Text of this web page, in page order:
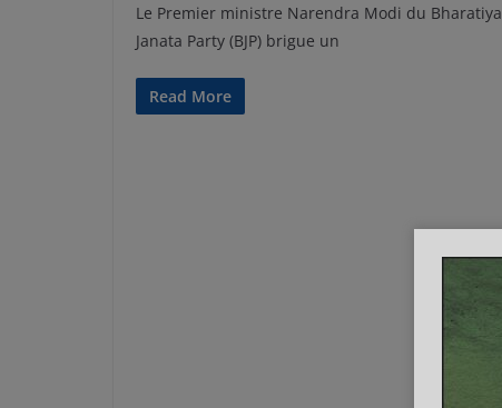
Le Premier ministre Narendra Modi du Bharatiya
Janata Party (BJP) brigue un
Read More